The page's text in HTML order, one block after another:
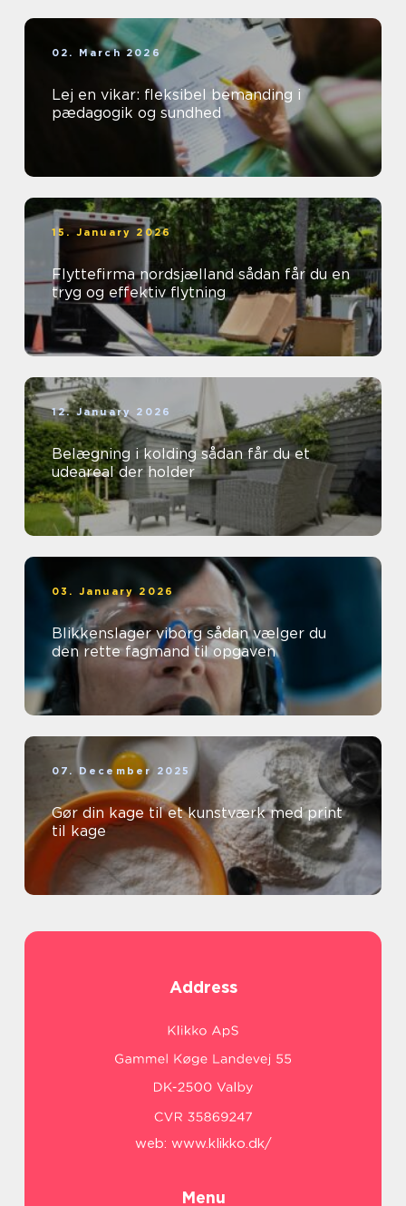
02. March 2026
Lej en vikar: fleksibel bemanding i
pædagogik og sundhed
15. January 2026
Flyttefirma nordsjælland sådan får du en
tryg og effektiv flytning
12. January 2026
Belægning i kolding sådan får du et
udeareal der holder
03. January 2026
Blikkenslager viborg sådan vælger du
den rette fagmand til opgaven
07. December 2025
Gør din kage til et kunstværk med print
til kage
Address
web: www.klikko.dk/
Menu